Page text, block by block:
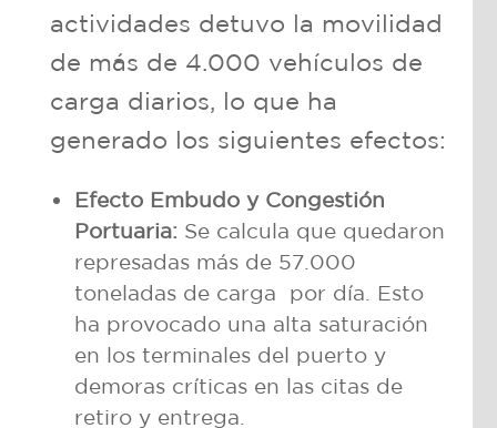
actividades detuvo la movilidad
de más de 4.000 vehículos de
carga diarios, lo que ha
generado los siguientes efectos:
Efecto Embudo y Congestión
Portuaria: Se calcula que quedaron
represadas más de 57.000
toneladas de carga por día. Esto
ha provocado una alta saturación
en los terminales del puerto y
demoras críticas en las citas de
retiro y entrega.